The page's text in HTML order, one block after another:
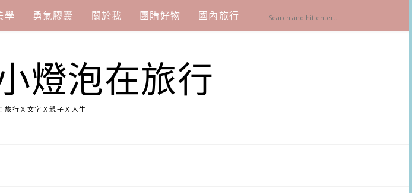
學 勇氣膠囊 關於我 團購好物 國內旅行
燈泡在旅行
旅行Ｘ文字Ｘ親子Ｘ人生